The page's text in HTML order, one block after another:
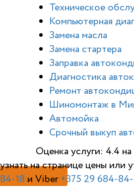
Техническое
Компьютерная
Замена масла
Замена стартера
Заправка
Диагностика
Ремонт
Шиномонтаж в
Автомойка
Срочный выкуп
на странице цены
18 и Viber+375 29 684-
Оценка услуги: 4.4